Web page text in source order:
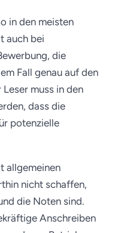
in den meisten
auch bei
die
Fall genau auf den
muss in den
dass die
potenzielle
allgemeinen
nicht schaffen,
die Noten sind.
Anschreiben